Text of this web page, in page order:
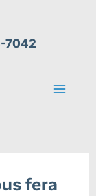
7042
fera